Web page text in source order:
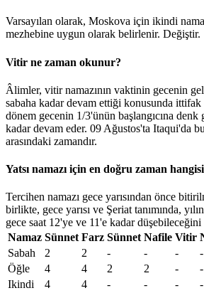
Varsayılan olarak, Moskova için ikindi
mezhebine uygun olarak belirlenir. Değiştir.
Vitir ne zaman okunur?
Âlimler, vitir namazının vaktinin gecenin
sabaha kadar devam ettiği konusunda
dönem gecenin 1/3'ünün başlangıcına denk
kadar devam eder. 09 Ağustos'ta Itaqui'da
arasındaki zamandır.
Yatsı namazı için en doğru zaman
Tercihen namazı gece yarısından önce
birlikte, gece yarısı ve Şeriat tanımında,
gece saat 12'ye ve 11'e kadar düşebileceğini
Namaz Sünnet Farz Sünnet Nafile Vitir
Sabah
2 2 - - -
-
Öğle
4 4 2 2 -
-
Ikindi
4 4 - - -
-